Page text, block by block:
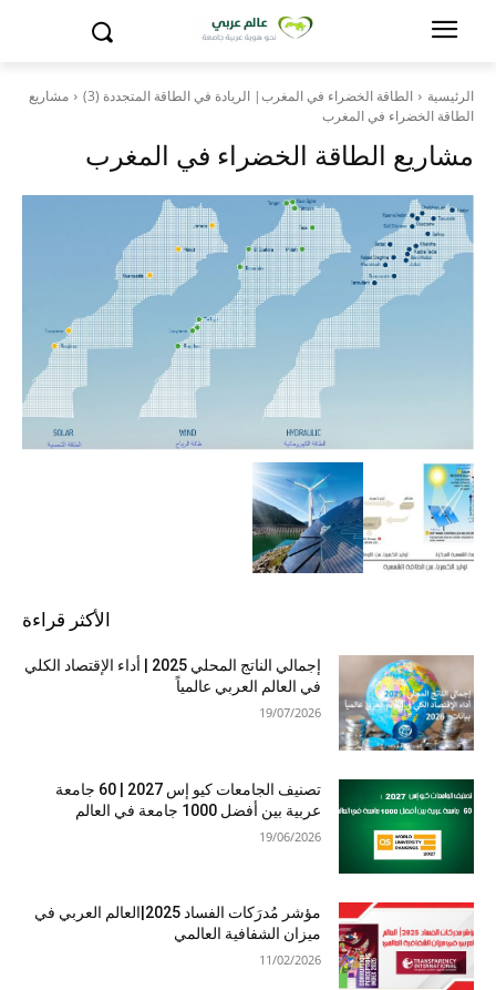
الرئيسية الطاقة الخضراء في المغرب| الريادة في الطاقة المتجددة (3)
مشاريع
الطاقة الخضراء في المغرب
مشاريع الطاقة الخضراء في المغرب
الأكثر قراءة
إجمالي الناتج المحلي 2025 | أداء الإقتصاد الكلي
في العالم العربي عالمياً
19/07/2026
تصنيف الجامعات كيو إس 2027 | 60 جامعة
عربية بين أفضل 1000 جامعة في العالم
19/06/2026
مؤشر مُدرَكات الفساد 2025|العالم العربي في
ميزان الشفافية العالمي
11/02/2026